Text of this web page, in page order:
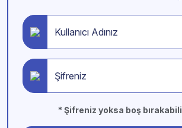
Kullanıcı Adınız
Şifreniz
* Şifreniz yoksa boş